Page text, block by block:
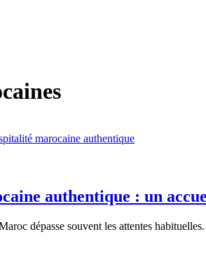
authentique : un
dépasse souvent les attentes